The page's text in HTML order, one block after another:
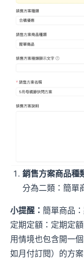
銷售方案商品種
分為二類：簡單
小提醒： 簡單商品
定期定額：定期定
用情境也包含開一
如月付訂閱）的方案